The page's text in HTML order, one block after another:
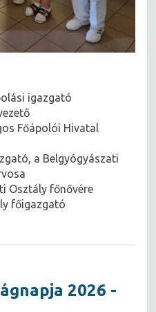
igazgató
Főápolói Hivatal
a Belgyógyászati
Osztály főnővére
főigazgató
2026 -